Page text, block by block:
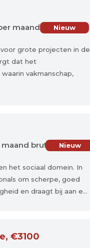
maand Nieuw
grote projecten in de
dat het
vakmanschap,
bruto fulltime
Nieuw
het sociaal domein. In
om scherpe, goed
en draagt bij aan e...
€3100